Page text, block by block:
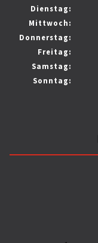
Dienstag:
Mittwoch:
Donnerstag:
Freitag:
Samstag:
Sonntag: